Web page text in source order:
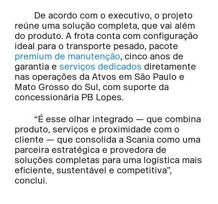
De acordo com o executivo, o projeto
reúne uma solução completa, que vai além
do produto. A frota conta com configuração
ideal para o transporte pesado, pacote
premium de manutenção, cinco anos de
garantia e serviços dedicados diretamente
nas operações da Atvos em São Paulo e
Mato Grosso do Sul, com suporte da
concessionária PB Lopes.
“É esse olhar integrado — que combina
produto, serviços e proximidade com o
cliente — que consolida a Scania como uma
parceira estratégica e provedora de
soluções completas para uma logística mais
eficiente, sustentável e competitiva”,
conclui.